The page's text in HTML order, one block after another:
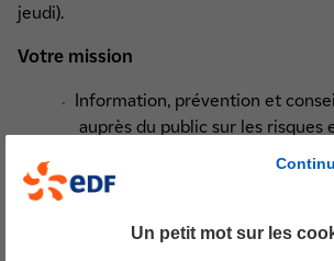
jeudi).
Votre mission
Information, prévention et
auprès du public sur les risques
de non-respect des règles de
des ouvrages hydroélectriques
Amélioration de la signalétique
Un petit mot sur les